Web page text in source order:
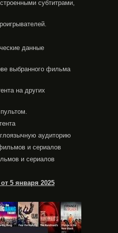
субтитрами,
данные
выбранного фильма
на других
аудиторию
и сериалов
и сериалов
5 января 2025